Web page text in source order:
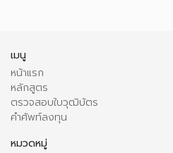
เมนู
หน้าแรก
หลักสูตร
ตรวจสอบใบวุฒิบัตร
คำศัพท์ลงทุน
หมวดหมู่